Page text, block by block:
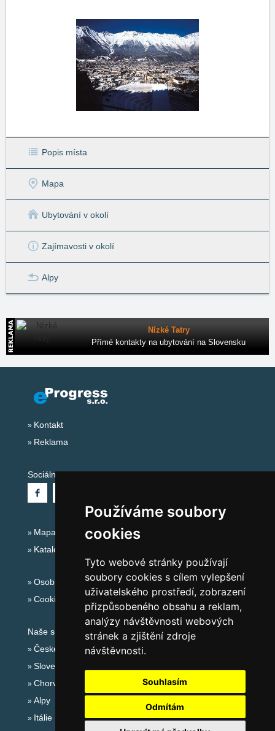
Používáme soubory
cookies
Tyto webové stránky používají
soubory cookies s cílem vylepšení
uživatelského prostředí, zobrazení
přizpůsobeného obsahu a reklam,
analýzy návštěvnosti webových
stránek a zjištění zdroje
návštěvnosti.
Souhlasím
Odmítám
Popis místa
Mapa
Ubytování v okolí
Zajímavosti v okolí
Alpy
Nízké Tatry
Přímé kontakty na ubytování na Slovensku
Kontakt
Reklama
Sociální sítě:
Mapa serveru Alpy - Rakousko
Katalog ubytování
Osobní údaje
Cookies
Naše servery:
České hory
Slovenské hory
Chorvatsko
Alpy
Itálie